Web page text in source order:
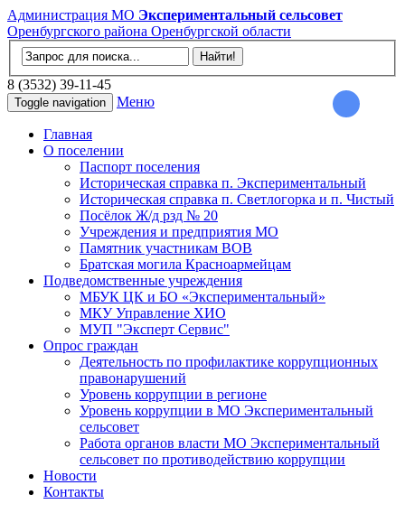
Администрация МО Экспериментальный сельсовет
Оренбургского района Оренбургской области
8 (3532) 39-11-45
Toggle navigation Меню
Главная
О поселении
Паспорт поселения
Историческая справка п. Экспериментальный
Историческая справка п. Светлогорка и п. Чистый
Посёлок Ж/д рзд № 20
Учреждения и предприятия МО
Памятник участникам ВОВ
Братская могила Красноармейцам
Подведомственные учреждения
МБУК ЦК и БО «Экспериментальный»
МКУ Управление ХИО
МУП "Эксперт Сервис"
Опрос граждан
Деятельность по профилактике коррупционных
правонарушений
Уровень коррупции в регионе
Уровень коррупции в МО Экспериментальный
сельсовет
Работа органов власти МО Экспериментальный
сельсовет по противодействию коррупции
Новости
Контакты